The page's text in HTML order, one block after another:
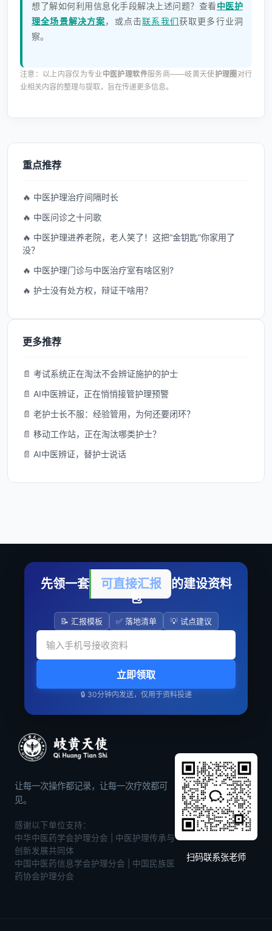
想了解如何利用信息化手段解决上述问题？查看中医护
理全场景解决方案，或点击联系我们获取更多行业洞
察。
注意：以上内容仅为专业中医护理软件服务商——岐黄天使护理圈 对行
业相关内容的整理与提取，旨在传递更多信息。
重点推荐
🔥 中医护理治疗间隔时长
🔥 中医问诊之十问歌
🔥 中医护理进养老院，老人笑了！这把“金钥匙”你家用了
没？
🔥 中医护理门诊与中医治疗室有啥区别?
🔥 护士没有处方权，辩证干啥用？
更多推荐
📄 考试系统正在淘汰不会辨证施护的护士
📄 AI中医辨证，正在悄悄接管护理预警
📄 老护士长不服：经验管用，为何还要闭环？
📄 移动工作站，正在淘汰哪类护士？
📄 AI中医辨证，替护士说话
先领一套 可直接汇报
的建设资料
包
📝 汇报模板 ✅ 落地清单 💡 试点建议
立即领取
🔒 30分钟内发送，仅用于资料投递
让每一次操作都记录，让每一次疗效都可
见。
感谢以下单位支持：
中华中医药学会护理分会 | 中医护理传承与
创新发展共同体
中国中医药信息学会护理分会 | 中国民族医
药协会护理分会
扫码联系张老师